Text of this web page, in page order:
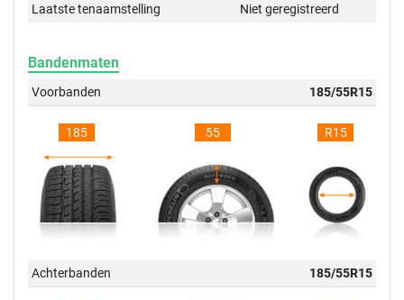
Laatste tenaamstelling
Niet geregistreerd
Bandenmaten
Voorbanden 185/55R15
185 55 R15
Achterbanden 185/55R15